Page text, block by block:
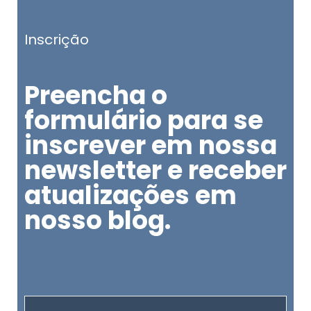
Inscrição
Preencha o
formulário para se
inscrever em nossa
newsletter e receber
atualizações em
nosso blog.